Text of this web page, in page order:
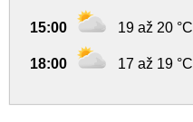
15:00 19 až 20 °C
18:00 17 až 19 °C